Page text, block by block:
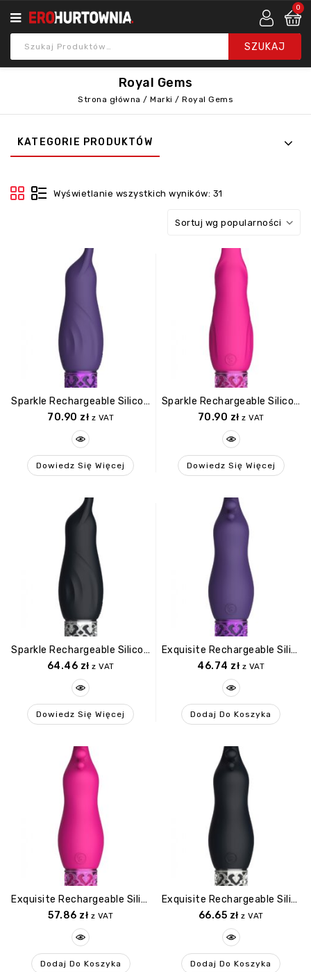
0
Royal Gems
Strona główna / Marki / Royal Gems
KATEGORIE PRODUKTÓW
Wyświetlanie wszystkich wyników: 31
Sortuj wg popularności
Sparkle Rechargeable Silicone Bullet Purple
70.90 zł z VAT
Dowiedz Się Więcej
Sparkle Rechargeable Silicone Bullet Pink
70.90 zł z VAT
Dowiedz Się Więcej
Sparkle Rechargeable Silicone Bullet Black
64.46 zł z VAT
Dowiedz Się Więcej
Exquisite Rechargeable Silicone Bullet Purple
46.74 zł z VAT
Dodaj Do Koszyka
Exquisite Rechargeable Silicone Bullet Pink
57.86 zł z VAT
Dodaj Do Koszyka
Exquisite Rechargeable Silicone Bullet Black
66.65 zł z VAT
Dodaj Do Koszyka